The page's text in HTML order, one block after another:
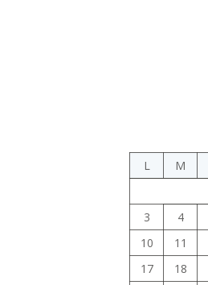
L
M
3
4
10
11
17
18